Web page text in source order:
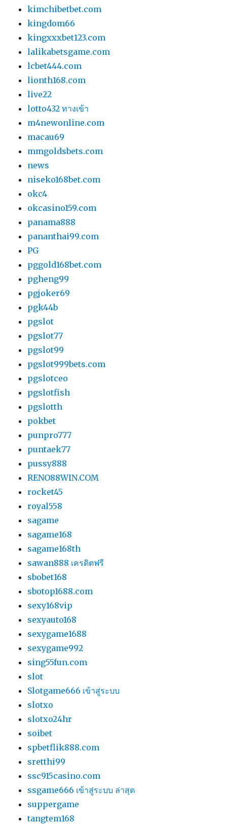
kimchibetbet.com
kingdom66
kingxxxbet123.com
lalikabetsgame.com
lcbet444.com
lionth168.com
live22
lotto432 ทางเข้า
m4newonline.com
macau69
mmgoldsbets.com
news
niseko168bet.com
okc4
okcasino159.com
panama888
pananthai99.com
PG
pggold168bet.com
pgheng99
pgjoker69
pgk44b
pgslot
pgslot77
pgslot99
pgslot999bets.com
pgslotceo
pgslotfish
pgslotth
pokbet
punpro777
puntaek77
pussy888
RENO88WIN.COM
rocket45
royal558
sagame
sagame168
sagame168th
sawan888 เครดิตฟรี
sbobet168
sbotop1688.com
sexy168vip
sexyauto168
sexygame1688
sexygame992
sing55fun.com
slot
Slotgame666 เข้าสู่ระบบ
slotxo
slotxo24hr
soibet
spbetflik888.com
sretthi99
ssc915casino.com
ssgame666 เข้าสู่ระบบ ล่าสุด
suppergame
tangtem168